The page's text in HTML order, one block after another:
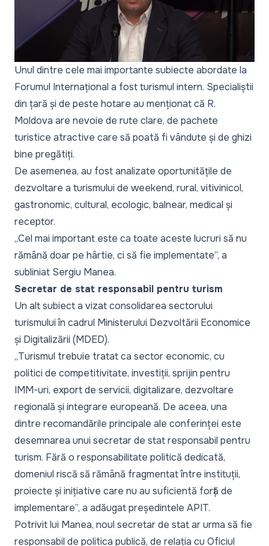
Unul dintre cele mai importante subiecte abordate la
Forumul Internațional a fost turismul intern. Specialiștii
din țară și de peste hotare au menționat că R.
Moldova are nevoie de rute clare, de pachete
turistice atractive care să poată fi vândute și de ghizi
bine pregătiți.
De asemenea, au fost analizate oportunitățile de
dezvoltare a turismului de weekend, rural, vitivinicol,
gastronomic, cultural, ecologic, balnear, medical și
receptor.
„Cel mai important este ca toate aceste lucruri să nu
rămână doar pe hârtie, ci să fie implementate”, a
subliniat Sergiu Manea.
Secretar de stat responsabil pentru turism
Un alt subiect a vizat consolidarea sectorului
turismului în cadrul Ministerului Dezvoltării Economice
și Digitalizării (MDED).
„Turismul trebuie tratat ca sector economic, cu
politici de competitivitate, investiții, sprijin pentru
IMM-uri, export de servicii, digitalizare, dezvoltare
regională și integrare europeană. De aceea, una
dintre recomandările principale ale conferinței este
desemnarea unui secretar de stat responsabil pentru
turism. Fără o responsabilitate politică dedicată,
domeniul riscă să rămână fragmentat între instituții,
proiecte și inițiative care nu au suficientă forță de
implementare”, a adăugat președintele APIT.
Potrivit lui Manea, noul secretar de stat ar urma să fie
responsabil de politica publică, de relația cu Oficiul